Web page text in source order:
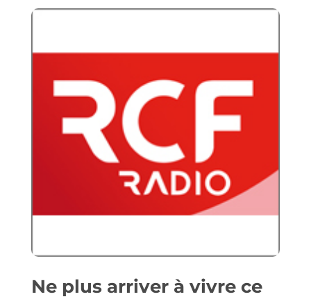
Ne plus arriver à vivre ce